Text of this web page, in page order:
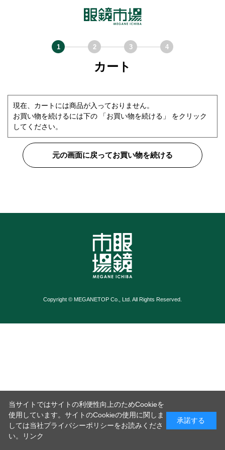
カート
現在、カートには商品が入っておりません。
お買い物を続けるには下の 「お買い物を続ける」 をクリック
してください。
元の画面に戻ってお買い物を続ける
Copyright © MEGANETOP Co., Ltd. All Rights Reserved.
当サイトではサイトの利便性向上のためCookieを
使用しています。サイトのCookieの使用に関しま
しては当社プライバシーポリシーをお読みくださ
い。
リンク
承諾する